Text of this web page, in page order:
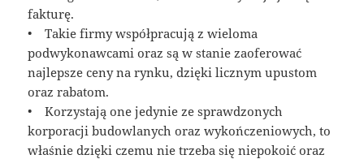
fakturę.
• Takie firmy współpracują z wieloma
podwykonawcami oraz są w stanie zaoferować
najlepsze ceny na rynku, dzięki licznym upustom
oraz rabatom.
• Korzystają one jedynie ze sprawdzonych
korporacji budowlanych oraz wykończeniowych, to
właśnie dzięki czemu nie trzeba się niepokoić oraz